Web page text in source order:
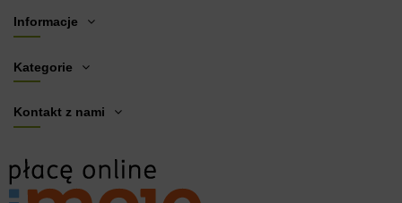
Informacje
Kategorie
Kontakt z nami